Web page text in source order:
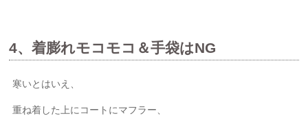
4、着膨れモコモコ＆手袋はNG
寒いとはいえ、
重ね着した上にコートにマフラー、